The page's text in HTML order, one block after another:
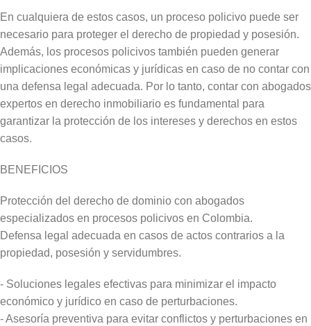
En cualquiera de estos casos, un proceso policivo puede ser
necesario para proteger el derecho de propiedad y posesión.
Además, los procesos policivos también pueden generar
implicaciones económicas y jurídicas en caso de no contar con
una defensa legal adecuada. Por lo tanto, contar con abogados
expertos en derecho inmobiliario es fundamental para
garantizar la protección de los intereses y derechos en estos
casos.
BENEFICIOS
Protección del derecho de dominio con abogados
especializados en procesos policivos en Colombia.
Defensa legal adecuada en casos de actos contrarios a la
propiedad, posesión y servidumbres.
- Soluciones legales efectivas para minimizar el impacto
económico y jurídico en caso de perturbaciones.
- Asesoría preventiva para evitar conflictos y perturbaciones en